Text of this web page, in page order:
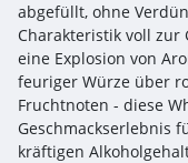
abgefüllt, ohne
Charakteristik voll zur
eine Explosion von
feuriger Würze über
Fruchtnoten - diese
Geschmackserlebnis
kräftigen